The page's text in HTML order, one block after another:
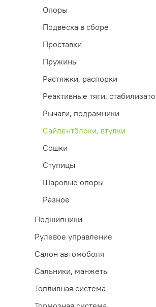
Опоры
Подвеска в сборе
Проставки
Пружины
Растяжки, распорки
Реактивные тяги,
Рычаги, подрамники
Сайлентблоки, втулки
Сошки
Ступицы
Шаровые опоры
Разное
Подшипники
Рулевое управление
Салон автомоболя
Сальники, манжеты
Топливная система